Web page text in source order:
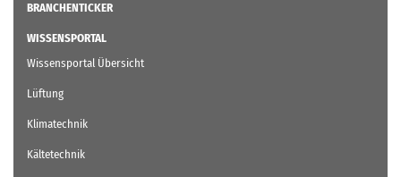
BRANCHENTICKER
WISSENSPORTAL
Wissensportal Übersicht
Lüftung
Klimatechnik
Kältetechnik